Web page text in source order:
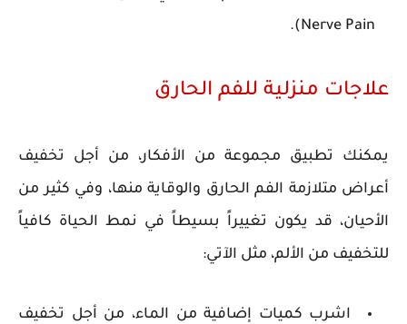
Nerve Pain).
علاجات منزلية للفم الحارق
يمكنك تطبيق مجموعة من الأفكار، من أجل تخفيف
أعراض متلازمة الفم الحارق والوقاية منها، وفي كثير من
الأحيان، قد يكون تغييراً بسيطاً في نمط الحياة كافياً
للتخفيف من الألم، مثل الآتي:
اشرب كميات إضافية من الماء، من أجل تخفيف